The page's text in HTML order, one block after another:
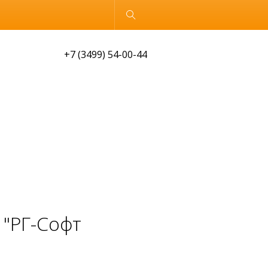
Обычная версия
+7 (3499) 54-00-44
Софт